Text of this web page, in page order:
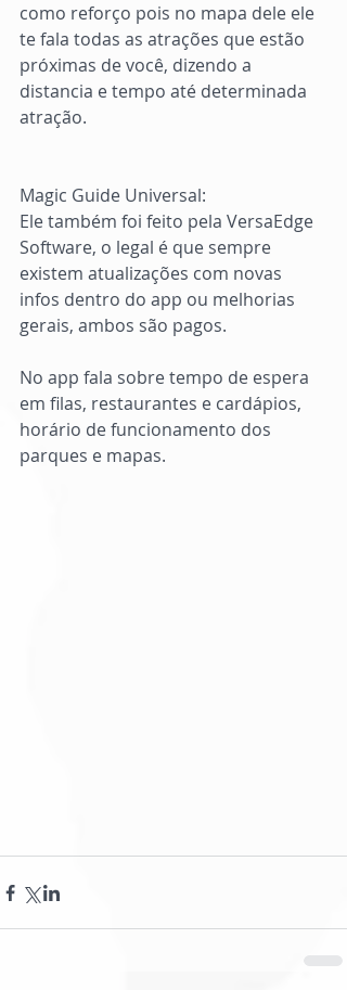
como reforço pois no mapa dele ele
te fala todas as atrações que estão
próximas de você, dizendo a
distancia e tempo até determinada
atração.
Magic Guide Universal:
Ele também foi feito pela VersaEdge
Software, o legal é que sempre
existem atualizações com novas
infos dentro do app ou melhorias
gerais, ambos são pagos.
No app fala sobre tempo de espera
em filas, restaurantes e cardápios,
horário de funcionamento dos
parques e mapas.